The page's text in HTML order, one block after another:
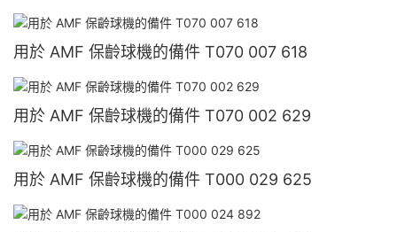
用於 AMF 保齡球機的備件 T070 007 618
用於 AMF 保齡球機的備件 T070 002 629
用於 AMF 保齡球機的備件 T000 029 625